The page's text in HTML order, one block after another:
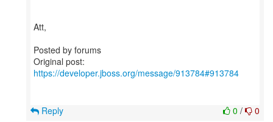
Att,
Posted by forums
Original post:
https://developer.jboss.org/message/913784#913784
0 / 0
Reply